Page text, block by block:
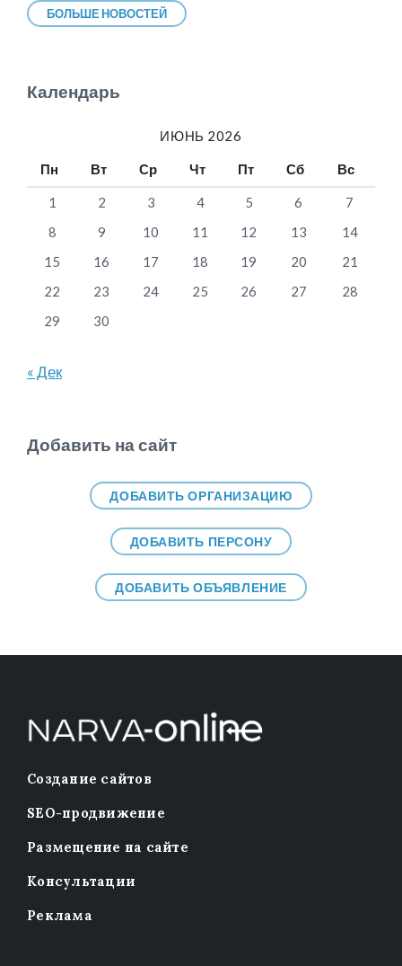
БОЛЬШЕ НОВОСТЕЙ
Календарь
ИЮНЬ 2026
Пн Вт Ср Чт Пт Сб Вс
1 2 3 4 5 6
7
8
9 10 11 12 13
14
15
16 17 18 19 20
21
22
23 24 25 26 27
28
29
30
« Дек
Добавить на сайт
ДОБАВИТЬ ОРГАНИЗАЦИЮ
ДОБАВИТЬ ПЕРСОНУ
ДОБАВИТЬ ОБЪЯВЛЕНИЕ
Создание сайтов
SEO-продвижение
Размещение на сайте
Консультации
Реклама